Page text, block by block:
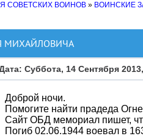
СОВЕТСКИХ ВОИНОВ » ВОИНСКИЕ
МИХАЙЛОВИЧА
Суббота, 14 Сентября
Доброй ночи.
Помогите найти прадеда
Сайт ОБД мемориал пишет,
Погиб 02.06.1944 воевал в